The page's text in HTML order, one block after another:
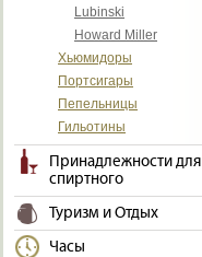
Lubinski
Howard Miller
Хьюмидоры
Портсигары
Пепельницы
Гильотины
Принадлежности для
спиртного
Туризм и Отдых
Часы